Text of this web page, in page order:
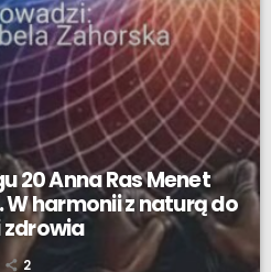
20 Anna Ras Menet
harmonii z naturą do
2